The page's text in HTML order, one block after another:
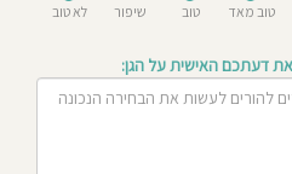
טוב מאד טוב
שיפור
לא טוב
דעתכם האישית על הגן: